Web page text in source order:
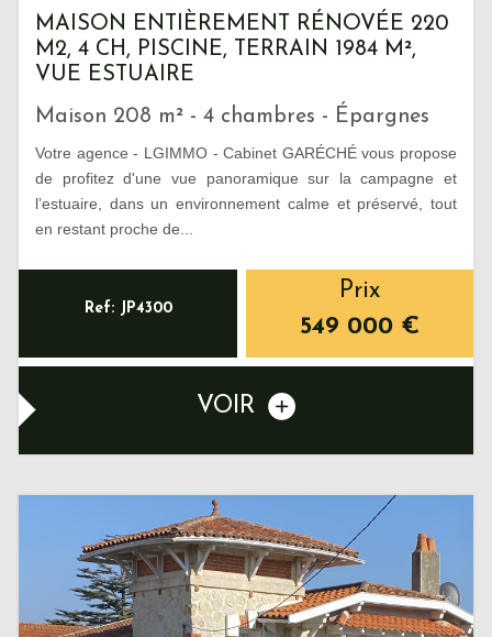
MAISON ENTIÈREMENT RÉNOVÉE 220
M2, 4 CH, PISCINE, TERRAIN 1984 M²,
VUE ESTUAIRE
Maison 208 m² - 4 chambres - Épargnes
Votre agence - LGIMMO - Cabinet GARÉCHÉ vous propose
de profitez d'une vue panoramique sur la campagne et
l’estuaire, dans un environnement calme et préservé, tout
en restant proche de...
Ref: JP4300
Prix
549 000 €
VOIR